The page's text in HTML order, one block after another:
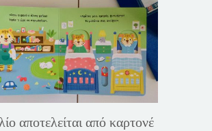
αποτελείται από καρτονέ